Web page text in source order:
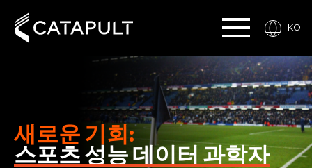
KO
새로운 기회:
스포츠 성능 데이터 과학자